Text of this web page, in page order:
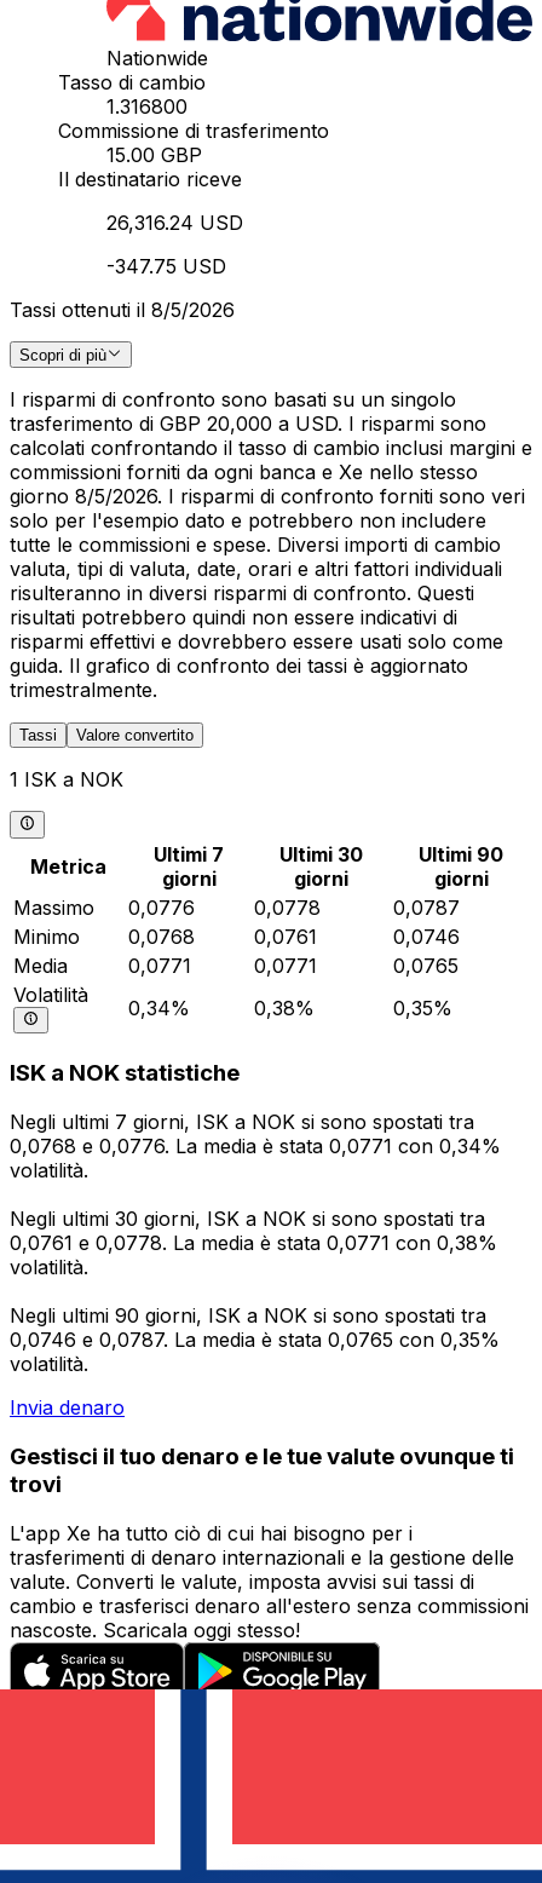
Nationwide
Tasso di cambio
1.316800
Commissione di trasferimento
15.00 GBP
Il destinatario riceve
26,316.24 USD
-347.75 USD
Tassi ottenuti il 8/5/2026
Scopri di più
I risparmi di confronto sono basati su un singolo
trasferimento di GBP 20,000 a USD. I risparmi sono
calcolati confrontando il tasso di cambio inclusi margini e
commissioni forniti da ogni banca e Xe nello stesso
giorno 8/5/2026. I risparmi di confronto forniti sono veri
solo per l'esempio dato e potrebbero non includere
tutte le commissioni e spese. Diversi importi di cambio
valuta, tipi di valuta, date, orari e altri fattori individuali
risulteranno in diversi risparmi di confronto. Questi
risultati potrebbero quindi non essere indicativi di
risparmi effettivi e dovrebbero essere usati solo come
guida. Il grafico di confronto dei tassi è aggiornato
trimestralmente.
Tassi Valore convertito
1 ISK a NOK
Metrica
Ultimi 7
giorni
Ultimi 30
giorni
Ultimi 90
giorni
Massimo
0,0776 0,0778
0,0787
Minimo
0,0768 0,0761
0,0746
Media
0,0771 0,0771
0,0765
Volatilità
0,34% 0,38% 0,35%
ISK a NOK statistiche
Negli ultimi 7 giorni, ISK a NOK si sono spostati tra
0,0768 e 0,0776. La media è stata 0,0771 con 0,34%
volatilità.
Negli ultimi 30 giorni, ISK a NOK si sono spostati tra
0,0761 e 0,0778. La media è stata 0,0771 con 0,38%
volatilità.
Negli ultimi 90 giorni, ISK a NOK si sono spostati tra
0,0746 e 0,0787. La media è stata 0,0765 con 0,35%
volatilità.
Invia denaro
Gestisci il tuo denaro e le tue valute ovunque ti
trovi
L'app Xe ha tutto ciò di cui hai bisogno per i
trasferimenti di denaro internazionali e la gestione delle
valute. Converti le valute, imposta avvisi sui tassi di
cambio e trasferisci denaro all'estero senza commissioni
nascoste. Scaricala oggi stesso!